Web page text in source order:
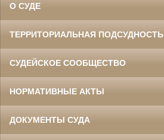
О СУДЕ
ТЕРРИТОРИАЛЬНАЯ ПОДСУДНОСТЬ
СУДЕЙСКОЕ СООБЩЕСТВО
НОРМАТИВНЫЕ АКТЫ
ДОКУМЕНТЫ СУДА